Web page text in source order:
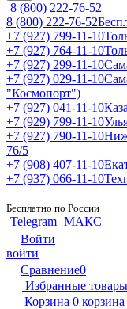
8 (800) 222-76-52
8 (800) 222-76-52
+7 (927) 799-11-10
+7 (927) 764-11-10
+7 (927) 299-11-10
+7 (927) 029-11-10
"Космопорт")
+7 (927) 041-11-10
+7 (929) 799-11-10
+7 (927) 790-11-10
76/5
+7 (908) 407-11-10
+7 (937) 066-11-10
Бесплатно по России
Telegram МАКС
Войти
войти
Сравнение0
Избранные товары
Корзина 0 корзина